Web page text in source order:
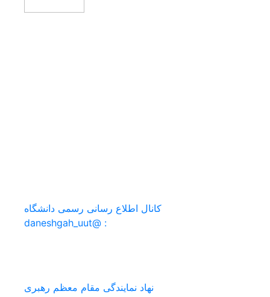
کانال اطلاع رسانی رسمی دانشگاه
: @daneshgah_uut
نهاد نمایندگی مقام معظم رهبری